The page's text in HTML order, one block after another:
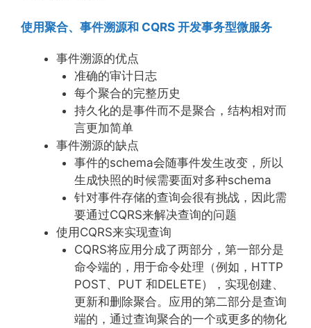
使用聚合、事件溯源和 CQRS 开发事务型微服务
事件溯源的优点
准确的审计日志
每个聚合的完整历史
持久化的是事件而不是聚合，结构相对而
言更加简单
事件溯源的缺点
事件的schema会随事件发生改变，所以
生成快照的时候需要面对多种schema
针对事件存储的查询会很有挑战，因此需
要通过CQRS来解决查询的问题
使用CQRS来实现查询
CQRS将应用分成了两部分，第一部分是
命令端的，用于命令处理（例如，HTTP
POST、PUT 和DELETE），实现创建、
更新和删除聚合。应用的第二部分是查询
端的，通过查询聚合的一个或更多的物化